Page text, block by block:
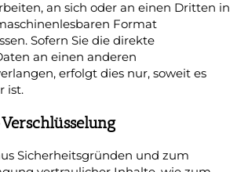
an sich oder an einen Dritten in
Format
Sofern Sie die direkte
an einen anderen
erfolgt dies nur, soweit es
ist.
Sicherheitsgründen und zum